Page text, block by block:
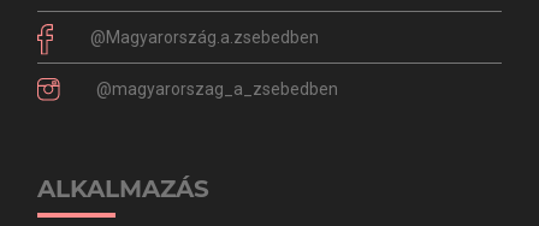
@Magyarország.a.zsebedben
@magyarorszag_a_zsebedben
ALKALMAZÁS